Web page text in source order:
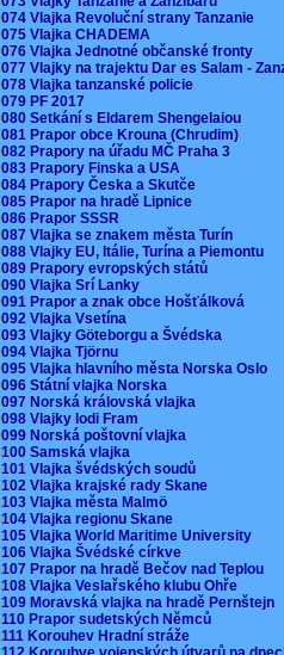
074 Vlajka Revoluční strany Tanzanie
075 Vlajka CHADEMA
076 Vlajka Jednotné občanské fronty
077 Vlajky na trajektu Dar es Salam -
078 Vlajka tanzanské policie
079 PF 2017
080 Setkání s Eldarem Shengelaiou
081 Prapor obce Krouna (Chrudim)
082 Prapory na úřadu MČ Praha 3
083 Prapory Finska a USA
084 Prapory Česka a Skutče
085 Prapor na hradě Lipnice
086 Prapor SSSR
087 Vlajka se znakem města Turín
088 Vlajky EU, Itálie, Turína a Piemontu
089 Prapory evropských států
090 Vlajka Srí Lanky
091 Prapor a znak obce Hošťálková
092 Vlajka Vsetína
093 Vlajky Göteborgu a Švédska
094 Vlajka Tjörnu
095 Vlajka hlavního města Norska Oslo
096 Státní vlajka Norska
097 Norská královská vlajka
098 Vlajky lodi Fram
099 Norská poštovní vlajka
100 Samská vlajka
101 Vlajka švédských soudů
102 Vlajka krajské rady Skane
103 Vlajka města Malmö
104 Vlajka regionu Skane
105 Vlajka World Maritime University
106 Vlajka Švédské církve
107 Prapor na hradě Bečov nad Teplou
108 Vlajka Veslařského klubu Ohře
109 Moravská vlajka na hradě Pernštejn
110 Prapor sudetských Němců
111 Korouhev Hradní stráže